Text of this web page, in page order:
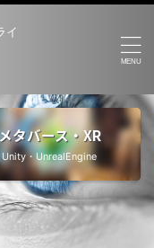
イ
メタバース・XR
Unity・UnrealEngine